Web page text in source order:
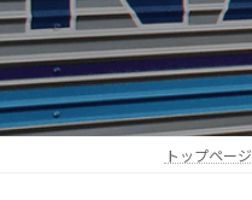
トップページ